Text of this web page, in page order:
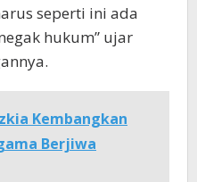
seperti ini ada
hukum” ujar
Kembangkan
Berjiwa